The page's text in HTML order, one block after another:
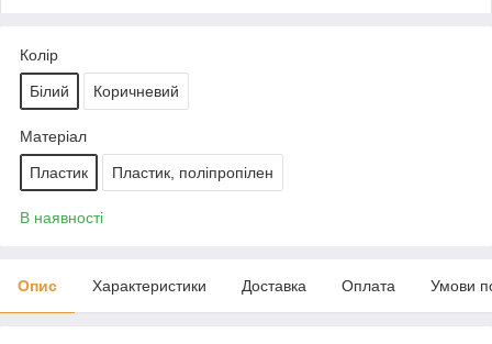
Колір
Білий Коричневий
Матеріал
Пластик Пластик, поліпропілен
В наявності
Опис Характеристики Доставка Оплата Умови